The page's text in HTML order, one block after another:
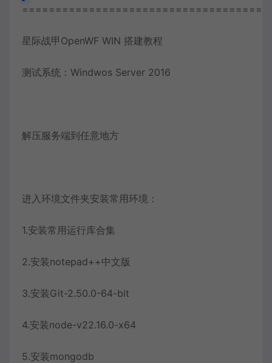
星际战甲OpenWF WIN 搭建教程
测试系统：Windwos Server 2016
解压服务端到任意地方
进入环境文件夹安装常用环境：
1.安装常用运行库合集
2.安装notepad++中文版
3.安装Git-2.50.0-64-bit
4.安装node-v22.16.0-x64
5.安装mongodb